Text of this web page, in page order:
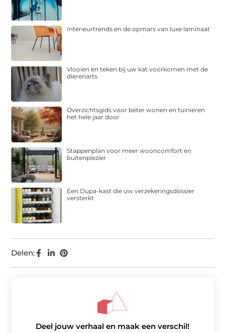
Delen:
Interieurtrends en de opmars van luxe laminaat
Vlooien en teken bij uw kat voorkomen met de
dierenarts
Overzichtsgids voor beter wonen en tuinieren
het hele jaar door
Stappenplan voor meer wooncomfort en
buitenplezier
Een Dupa-kast die uw verzekeringsdossier
versterkt
Deel jouw verhaal en maak een verschil!